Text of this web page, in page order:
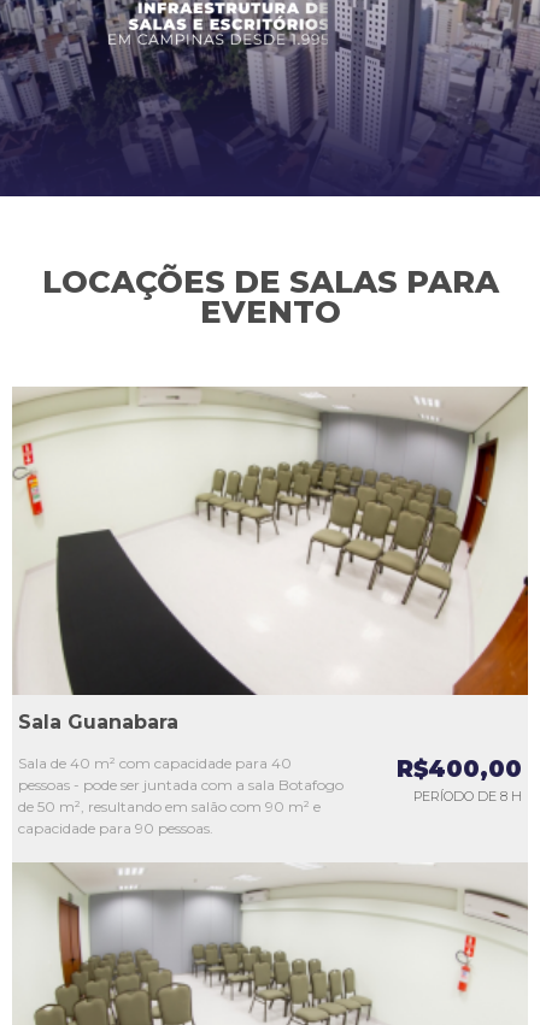
LOCAÇÕES DE SALAS PARA
EVENTO
L4
L5
Sala Guanabara
Sala de 40 m² com capacidade para 40
pessoas - pode ser juntada com a sala Botafogo
de 50 m², resultando em salão com 90 m² e
capacidade para 90 pessoas.
R$400,00
PERÍODO DE 8 H
L1
L2
L3
L4